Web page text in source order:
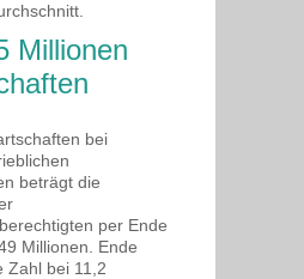
Millionen
bei
beträgt die
per Ende
Millionen. Ende
Zahl bei 11,2